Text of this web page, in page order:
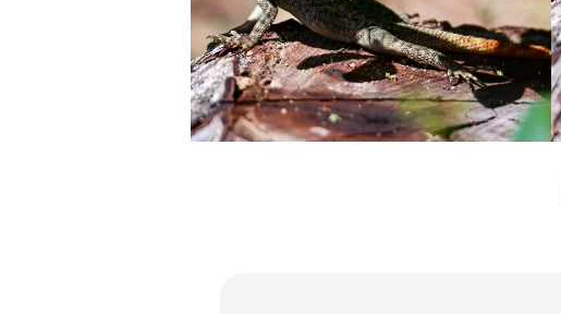
GUADELOUPE